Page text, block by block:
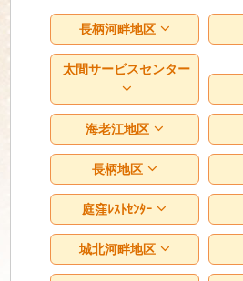
長柄河畔地区
太間サービスセンター
海老江地区
長柄地区
庭窪ﾚｽﾄｾﾝﾀｰ
城北河畔地区